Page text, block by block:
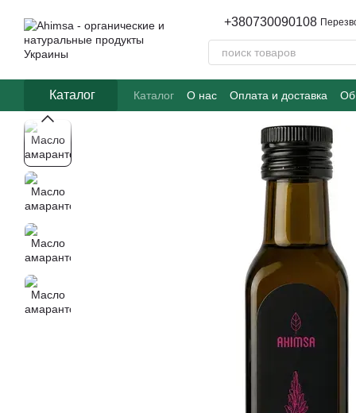
+380730090108
Каталог Каталог О нас Оплата и доставка
Часто задаваемые вопросы